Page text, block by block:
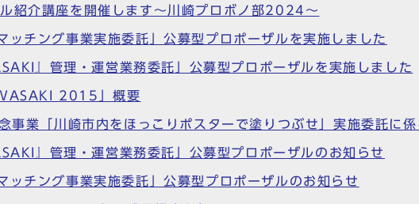
紹介講座を開催します～川崎プロボノ部2024～
ッチング事業実施委託」公募型プロポーザルを実施しました
』管理・運営業務委託」公募型プロポーザルを実施しました
2015」概要
業「川崎市内をほっこりポスターで塗りつぶせ」実施委託に
』管理・運営業務委託」公募型プロポーザルのお知らせ
ッチング事業実施委託」公募型プロポーザルのお知らせ